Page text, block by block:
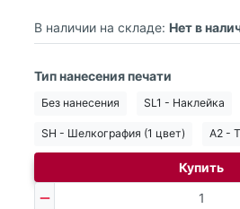
В наличии на складе: Нет в
Тип нанесения печати
Без нанесения SL1 - Наклейка
SH - Шелкография (1 цвет) A2 -
Купить